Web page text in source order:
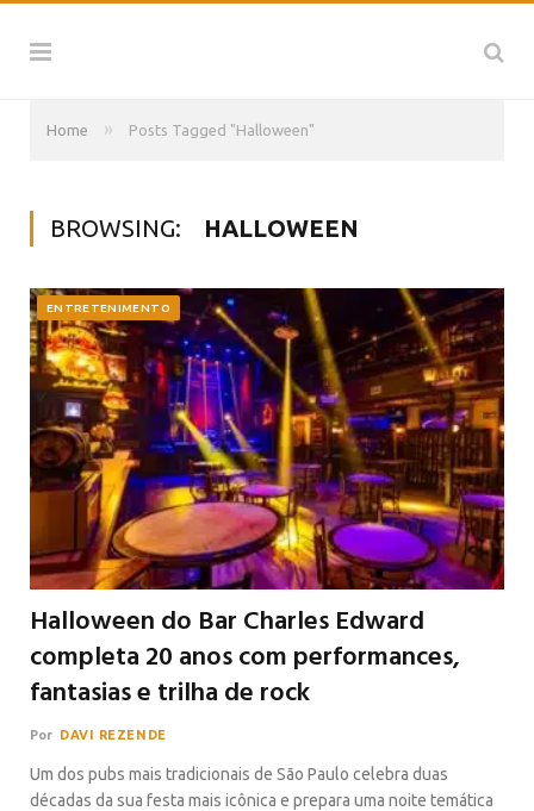
Home » Posts Tagged "Halloween"
BROWSING: HALLOWEEN
ENTRETENIMENTO
Halloween do Bar Charles Edward
completa 20 anos com performances,
fantasias e trilha de rock
Por DAVI REZENDE
Um dos pubs mais tradicionais de São Paulo celebra duas
décadas da sua festa mais icônica e prepara uma noite temática